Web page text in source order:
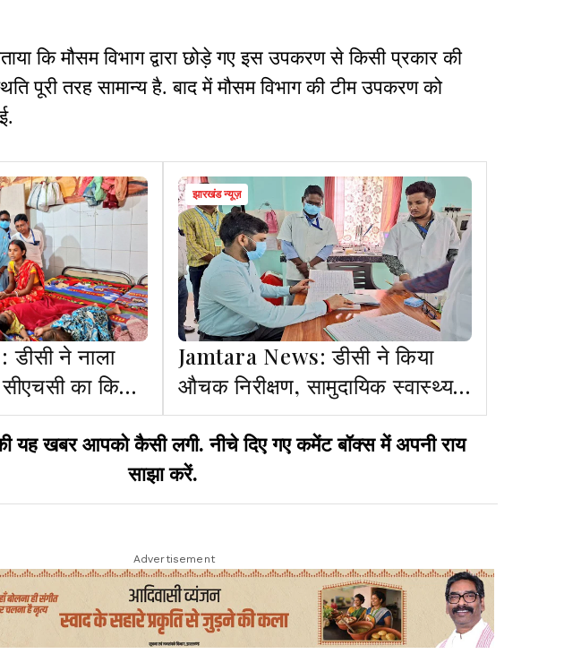
कि मौसम विभाग द्वारा छोड़े गए इस उपकरण से किसी प्रकार की
पूरी तरह सामान्य है. बाद में मौसम विभाग की टीम उपकरण को
ने नाला
का किया
मिले गायब
झारखंड न्यूज़
Jamtara News: डीसी ने किया
औचक निरीक्षण, सामुदायिक स्वास्थ्य
केंद्र में दो डॉक्टर मिले अनुपस्थित
यह खबर आपको कैसी लगी. नीचे दिए गए कमेंट बॉक्स में अपनी राय
साझा करें.
Advertisement